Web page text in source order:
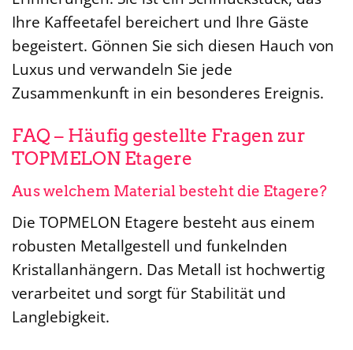
Ihre Kaffeetafel bereichert und Ihre Gäste
begeistert. Gönnen Sie sich diesen Hauch von
Luxus und verwandeln Sie jede
Zusammenkunft in ein besonderes Ereignis.
FAQ – Häufig gestellte Fragen zur
TOPMELON Etagere
Aus welchem Material besteht die Etagere?
Die TOPMELON Etagere besteht aus einem
robusten Metallgestell und funkelnden
Kristallanhängern. Das Metall ist hochwertig
verarbeitet und sorgt für Stabilität und
Langlebigkeit.